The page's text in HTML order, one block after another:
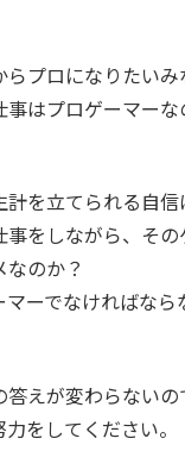
らプロになりたい
事はプロゲーマー
を立てられる自信
をしながら、その
のか？
マーでなければなら
答えが変わらない
をしてください。